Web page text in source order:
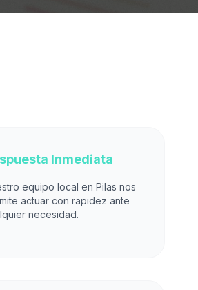
Inmediata
equipo local en Pilas nos
actuar con rapidez ante
necesidad.